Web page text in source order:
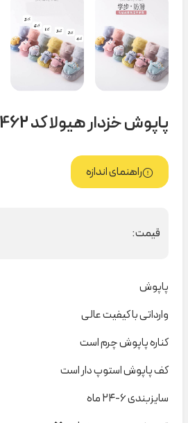
پاپوش خزدار هیولا کد H000462
راهنمای اندازه
قیمت:
پاپوش
وارداتی با کیفیت عالی
کناره پاپوش چرم است
کف پاپوش استوپ دار است
سایزبندی ۶-۲۴ ماه